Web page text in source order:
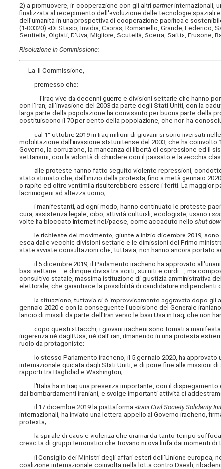
2) a promuovere, in cooperazione con gli altripartnerinternazionali,
finalizzata al recepimento dell'evoluzione delle tecnologie spaziali
dell'umanità in una prospettiva di cooperazione pacifica e
(1-00320) «Di Stasio, Invidia, Cabras, Romaniello, Grande, Federico,
Serritella, Olgiati, D'Uva, Migliore, Scutellà, Scerra, Saitta, Frusone,
Risoluzione in Commissione:
La III Commissione,
premesso che:
l'Iraq vive da decenni guerre e divisioni settarie che hanno
con l'Iran, all'invasione del 2003 da parte degli Stati Uniti, con la
larga parte della popolazione ha convissuto per buona parte della
costituiscono il 70 per cento della popolazione, che non ha
dal 1° ottobre 2019 in Iraq milioni di giovani si sono riversati
mobilitazione dall'invasione statunitense del 2003, che ha
Governo, la corruzione, la mancanza di libertà di espressione ed il
settarismi, con la volontà di chiudere con il passato e la vecchia
alle proteste hanno fatto seguito violente repressioni, condotte
stato stimato che, dall'inizio della protesta, fino a metà gennaio
o rapite ed oltre ventimila risulterebbero essere i feriti. La maggior
lacrimogeni ad altezza uomo;
i manifestanti, ad ogni modo, hanno continuato le proteste
cura, assistenza legale, cibo, attività culturali, ecologiste, usano i
volte ha bloccato internet nel/paese, come accaduto nelloshut
le richieste del movimento, giunte a inizio dicembre 2019, sono
esca dalle vecchie divisioni settarie e le dimissioni del Primo
state avviate consultazioni che, tuttavia, non hanno ancora portato
il 5 dicembre 2019, il Parlamento iracheno ha approvato
basi settarie – e dunque divisa tra sciiti, sunniti e curdi –, ma
consultivo statale, massima istituzione di giustizia amministrativa
elettorale, che garantisce la possibilità di candidature indipendenti
la situazione, tuttavia si è improvvisamente aggravata dopo gli
gennaio 2020 e con la conseguente l'uccisione del Generale
lancio di missili da parte dell'Iran verso le basi Usa in Iraq, che non
dopo questi attacchi, i giovani iracheni sono tornati a
ingerenza né dagli Usa, né dall'Iran, rimanendo in una protesta
ruolo da protagoniste;
lo stesso Parlamento iracheno, il 5 gennaio 2020, ha approvato
internazionale guidata dagli Stati Uniti, e di porre fine alle missioni
rapporti tra Baghdad e Washington;
l'Italia ha in Iraq una presenza importante, con il dispiegamento
dai bombardamenti iraniani, e svolge importanti attività di
il 17 dicembre 2019 la piattaforma «Iraqi Civil Society Solidarity
internazionali, ha inviato una lettera-appello al Governo iracheno,
protesta;
la spirale di caos e violenza che oramai da tanto tempo soffoca
crescita di gruppi terroristici che trovano nuova linfa dai momenti di
il Consiglio dei Ministri degli affari esteri dell'Unione europea,
coalizione internazionale coinvolta nella lotta contro Daesh,